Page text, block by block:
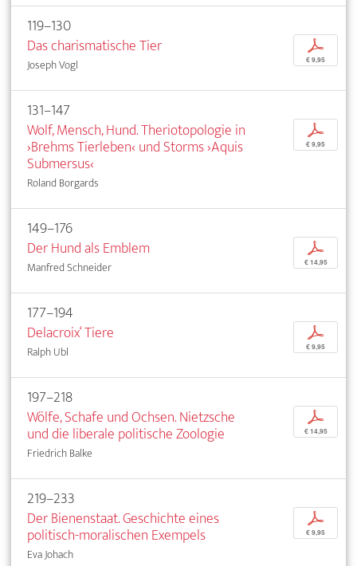
119–130
Das charismatische Tier
Joseph Vogl
p
€ 9,95
131–147
Wolf, Mensch, Hund. Theriotopologie in
›Brehms Tierleben‹ und Storms ›Aquis
Submersus‹
Roland Borgards
p
€ 9,95
149–176
Der Hund als Emblem
Manfred Schneider
p
€ 14,95
177–194
Delacroix‘ Tiere
Ralph Ubl
p
€ 9,95
197–218
Wölfe, Schafe und Ochsen. Nietzsche
und die liberale politische Zoologie
Friedrich Balke
p
€ 14,95
219–233
Der Bienenstaat. Geschichte eines
politisch-moralischen Exempels
Eva Johach
p
€ 9,95